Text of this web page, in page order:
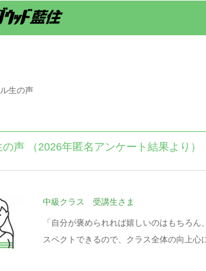
生の声
声 （2026年匿名アンケート結果より）
中級クラス 受講生さま
「自分が褒められれば嬉しいのはもちろ
スペクトできるので、クラス全体の向上心